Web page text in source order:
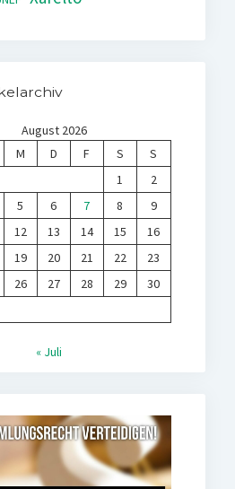
August 2026
M D F S
S
1
2
5 6 7 8
9
12 13 14 15
16
19 20 21 22
23
26 27 28 29
30
« Juli